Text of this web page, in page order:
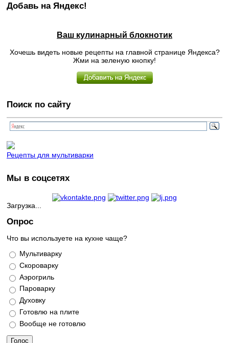
Добавь на Яндекс!
Ваш кулинарный блокнотик
Хочешь видеть новые рецепты на главной странице Яндекса?
Жми на зеленую кнопку!
Поиск по сайту
Рецепты для мультиварки
Мы в соцсетях
Загрузка...
Опрос
Что вы используете на кухне чаще?
Варианты
Мультиварку
Скороварку
Аэрогриль
Пароварку
Духовку
Готовлю на плите
Вообще не готовлю